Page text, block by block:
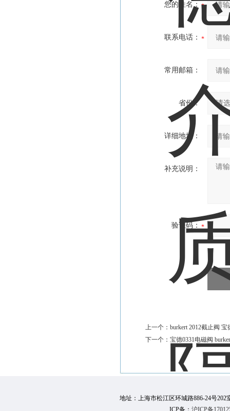
您的姓名：
联系电话：
常用邮箱：
省份：
详细地址：
补充说明：
验证码：
上一个： burkert 2012截止阀
下一个： 宝德0331电磁阀
地址：上海市松江区环城路886-24号202
ICP备： 沪ICP备